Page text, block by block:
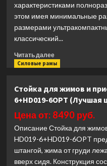
характеристиками
этом имея минимальные
размерами
классический...
Читать далееПрочитать
больше
дорожка
CardioPower
TT40
(Лучшая
цена)
Силовые рамы
Стойка для жимов и
6+HD019-6OPT (Лучшая
Цена от: 8490 руб.
Описание Стойка для
HD019-6+HD019-6OPT
штангой, жима от груди
вверх сидя. Конструкция